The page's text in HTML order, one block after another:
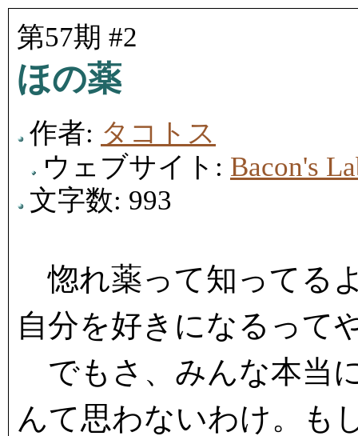
第57期 #2
ほの薬
作者: タコトス
ウェブサイト: Bacon's
文字数: 993
惚れ薬って知ってる
自分を好きになるって
でもさ、みんな本当
んて思わないわけ。も